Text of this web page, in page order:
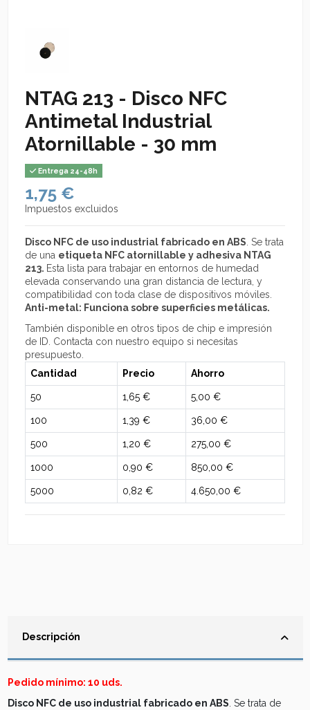
NTAG 213 - Disco NFC
Antimetal Industrial
Atornillable - 30 mm
Entrega 24-48h
1,75 €
Impuestos excluidos
Disco NFC de uso industrial fabricado en ABS . Se trata
de una etiqueta NFC atornillable y adhesiva NTAG
213. Esta lista para trabajar en entornos de humedad
elevada conservando una gran distancia de lectura, y
compatibilidad con toda clase de dispositivos móviles.
Anti-metal: Funciona sobre superficies metálicas.
También disponible en otros tipos de chip e impresión
de ID. Contacta con nuestro equipo si necesitas
presupuesto.
Cantidad
Precio Ahorro
50 1,65 € 5,00 €
100 1,39 € 36,00 €
500 1,20 € 275,00 €
1000 0,90 € 850,00 €
5000 0,82 € 4.650,00 €
Descripción
Pedido mínimo: 10 uds.
Disco NFC de uso industrial fabricado en ABS. Se trata de